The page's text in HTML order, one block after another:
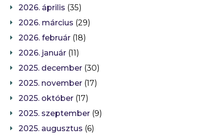
2026. április (35)
2026. március (29)
2026. február (18)
2026. január (11)
2025. december (30)
2025. november (17)
2025. október (17)
2025. szeptember (9)
2025. augusztus (6)